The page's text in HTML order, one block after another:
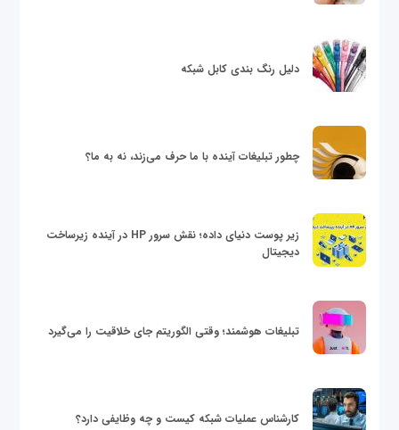
دلیل رنگ بندی کابل شبکه
چطور تبلیغات آینده با ما حرف می‌زند، نه به ما؟
زیر پوست دنیای داده؛ نقش سرور HP در آینده زیرساخت
دیجیتال
تبلیغات هوشمند؛ وقتی الگوریتم جای خلاقیت را می‌گیرد
کارشناس عملیات شبکه کیست و چه وظایفی دارد؟